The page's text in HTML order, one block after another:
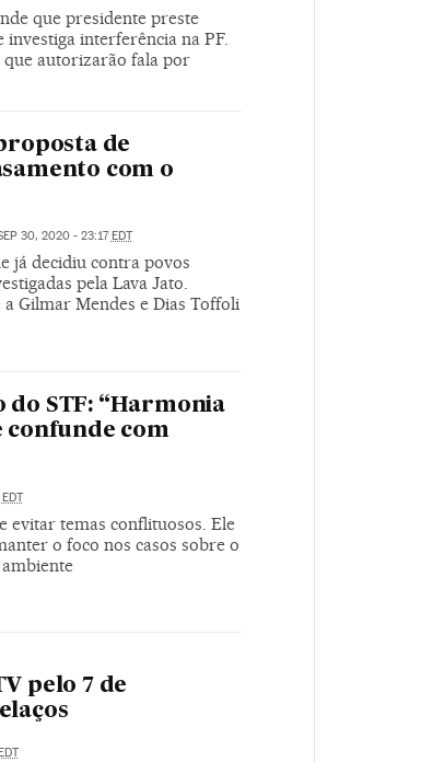
que presidente preste
interferência na PF.
autorizarão fala por
de
com o
30, 2020 - 23:17 EDT
já decidiu contra povos
pela Lava Jato.
Gilmar Mendes e Dias Toffoli
STF: “Harmonia
confunde com
EDT
evitar temas conflituosos. Ele
o foco nos casos sobre o
pelo 7 de
EDT